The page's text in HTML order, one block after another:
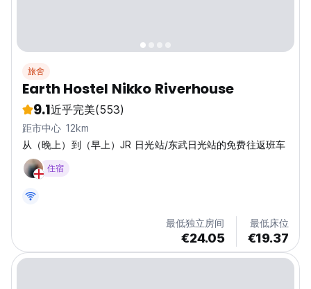
旅舍
Earth Hostel Nikko Riverhouse
9.1近乎完美(553)
距市中心 12km
从（晚上）到（早上）JR 日光站/东武日光站的免费往返班车
住宿
最低独立房间
€24.05
最低床位
€19.37